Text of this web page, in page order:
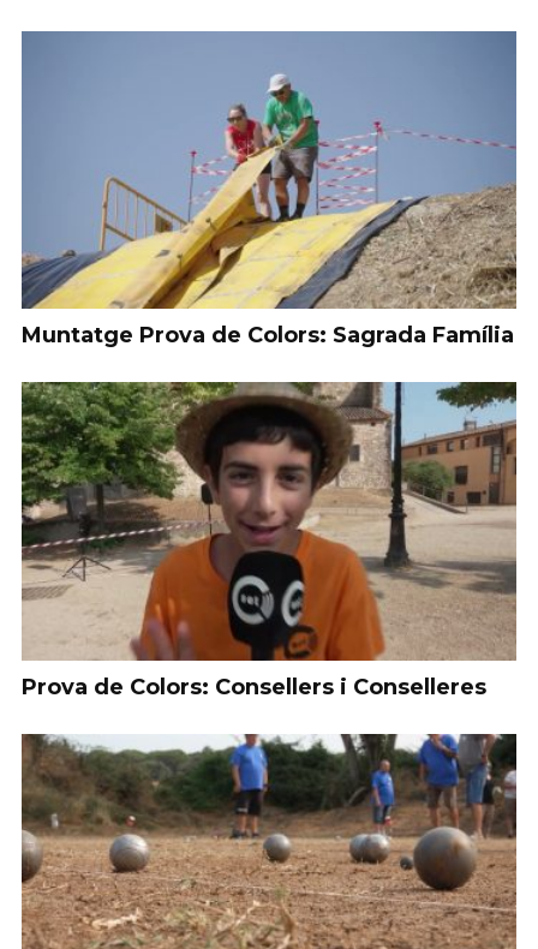
Muntatge Prova de Colors: Sagrada Família
Prova de Colors: Consellers i Conselleres